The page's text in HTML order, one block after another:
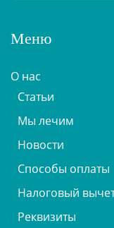
Меню
О нас
Статьи
Мы лечим
Новости
Способы оплаты
Налоговый
Реквизиты